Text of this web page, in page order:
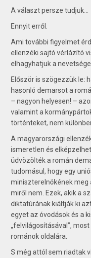
A választ persze tudjuk...
Ennyit erről.
Ami további figyelmet
ellenzéki sajtó vérlázító
elhagyhatjuk a
Először is szögezzük le:
hasonló demarsot a
– nagyon helyesen! –
valamint a
történteket, nem
A magyarországi
ismeretlen és
üdvözölték a román
tudomásul, hogy egy
miniszterelnökének meg
miről nem. Ezek, akik a
diktatúrának kiáltják ki
egyet az óvodások és a
„felvilágosításával”,
románok oldalára.
S még attól sem riadtak